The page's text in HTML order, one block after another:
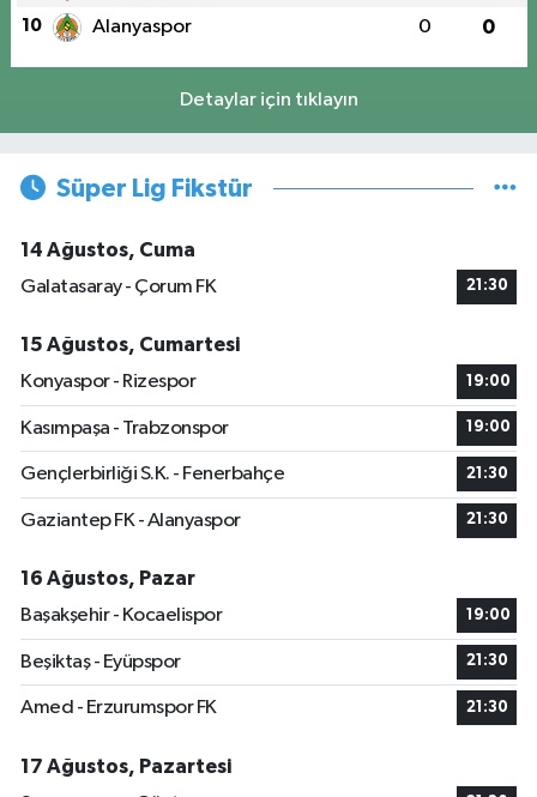
10 Alanyaspor 0 0
Detaylar için tıklayın
Süper Lig Fikstür
14 Ağustos, Cuma
Galatasaray - Çorum FK
21:30
15 Ağustos, Cumartesi
Konyaspor - Rizespor
19:00
Kasımpaşa - Trabzonspor 19:00
Gençlerbirliği S.K. - Fenerbahçe 21:30
Gaziantep FK - Alanyaspor 21:30
16 Ağustos, Pazar
Başakşehir - Kocaelispor
19:00
Beşiktaş - Eyüpspor 21:30
Amed - Erzurumspor FK 21:30
17 Ağustos, Pazartesi